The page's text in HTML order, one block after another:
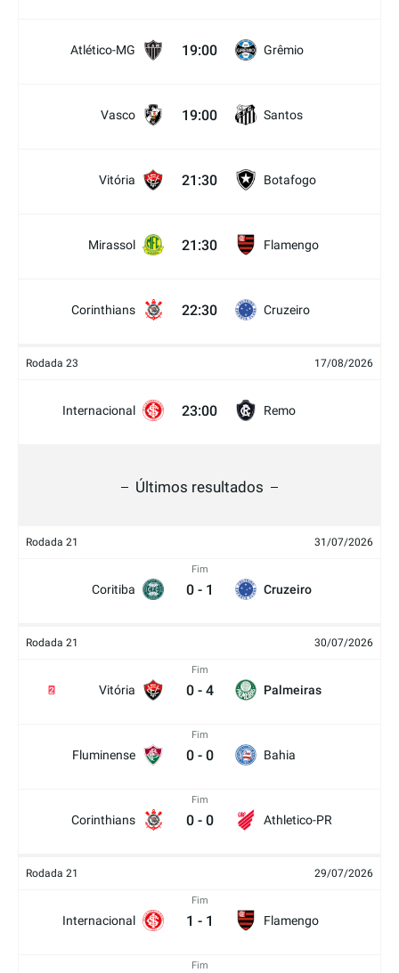
Atlético-MG 19:00 Grêmio
Vasco 19:00 Santos
Vitória 21:30 Botafogo
Mirassol 21:30 Flamengo
Corinthians 22:30 Cruzeiro
Rodada 23 17/08/2026
Internacional 23:00 Remo
Últimos resultados
Rodada 21 31/07/2026
Coritiba
Fim
0 - 1 Cruzeiro
Rodada 21 30/07/2026
Vitória
2
Fim
0 - 4 Palmeiras
Fluminense
Fim
0 - 0 Bahia
Corinthians
Fim
0 - 0 Athletico-PR
Rodada 21 29/07/2026
Internacional
Fim
1 - 1 Flamengo
Fim